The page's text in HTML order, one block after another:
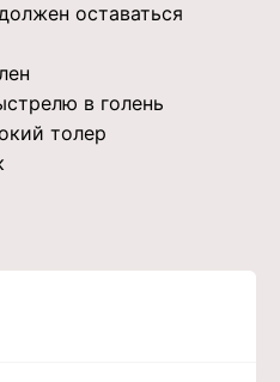
оставаться
в голень
толер